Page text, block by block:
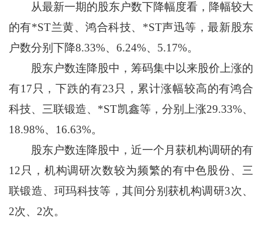
从最新一期的股东户数下降幅度看，降幅较大
的有*ST兰黄、鸿合科技、*ST声迅等，最新股东
户数分别下降8.33%、6.24%、5.17%。
股东户数连降股中，筹码集中以来股价上涨的
有17只，下跌的有23只，累计涨幅较高的有鸿合
科技、三联锻造、*ST凯鑫等，分别上涨29.33%、
18.98%、16.63%。
股东户数连降股中，近一个月获机构调研的有
12只，机构调研次数较为频繁的有中色股份、三
联锻造、珂玛科技等，其间分别获机构调研3次、
2次、2次。